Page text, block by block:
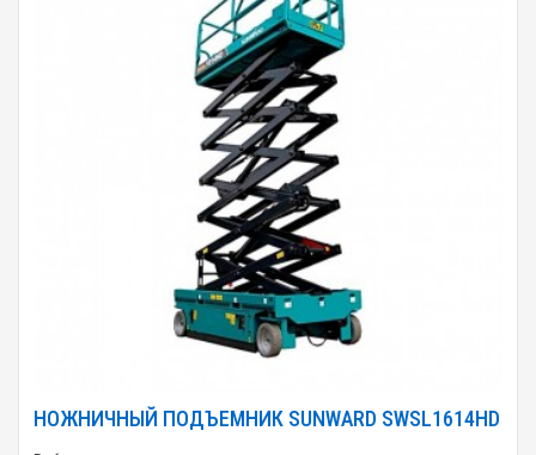
НОЖНИЧНЫЙ ПОДЪЕМНИК SUNWARD SWSL1614HD